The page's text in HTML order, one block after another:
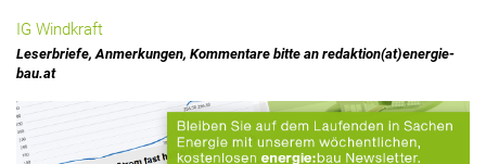
IG Windkraft
Leserbriefe, Anmerkungen, Kommentare bitte an redaktion(at)energie-
bau.at